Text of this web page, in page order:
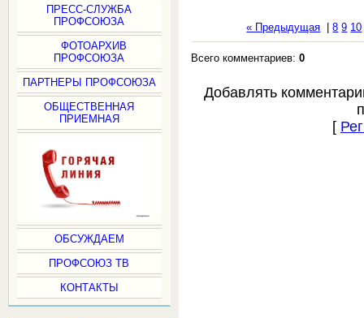
ПРЕСС-СЛУЖБА
ПРОФСОЮЗА
ФОТОАРХИВ
ПРОФСОЮЗА
ПАРТНЕРЫ ПРОФСОЮЗА
ОБЩЕСТВЕННАЯ
ПРИЕМНАЯ
ОБСУЖДАЕМ
ПРОФСОЮЗ ТВ
КОНТАКТЫ
« Предыдущая |8 9 10
Всего комментариев:0
Добавлять
[